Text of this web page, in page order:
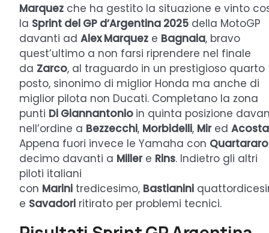
Marquez che ha gestito la situazione e vinto
la Sprint del GP d’Argentina 2025 della MotoGP
davanti ad Alex Marquez e Bagnaia, bravo
quest’ultimo a non farsi riprendere nel finale
da Zarco, al traguardo in un prestigioso quarto
posto, sinonimo di miglior Honda ma anche di
miglior pilota non Ducati. Completano la zona
punti Di Giannantonio in quinta posizione
nell’ordine a Bezzecchi, Morbidelli, Mired Acosta
Appena fuori invece le Yamaha con Quartararo
decimo davanti a Millere Rins. Indietro gli altri
piloti italiani
con Marini tredicesimo, Bastianini
e Savadori ritirato per problemi tecnici.